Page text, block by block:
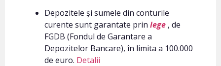
Depozitele și sumele din conturile
curente sunt garantate prin lege , de
FGDB (Fondul de Garantare a
Depozitelor Bancare), în limita a 100.000
de euro. Detalii